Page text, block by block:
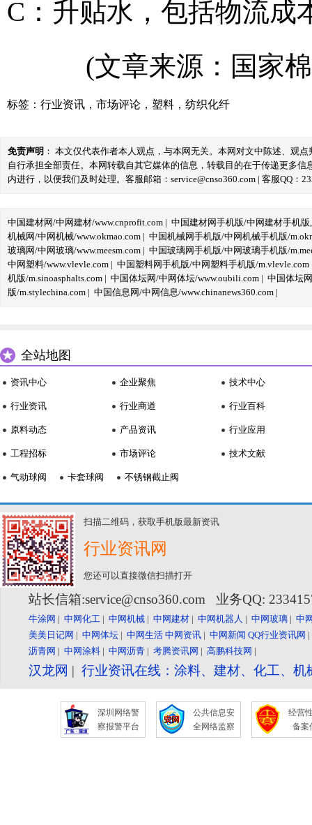
C：升贴水，包括物流成
(文章来源：国家棉
标签： 行业资讯 ， 市场评论 ， 塑料 ， 纺织化纤
免责声明 ： 本文仅代表作者本人观点，与本网无关。本网对文中陈述、观
自行承担全部责任。本网转载自其它媒体的信息，转载目的在于传递更多
内进行，以便我们及时处理。客服邮箱：service@cnso360.com | 客服QQ：
中国建材网/中网建材/www.cnprofit.com | 中国建材网手机版/中网建材手机版
机械网/中网机械/www.okmao.com | 中国机械网手机版/中网机械手机版/
玻璃网/中网玻璃/www.meesm.com | 中国玻璃网手机版/中网玻璃手机版/
中网塑料/www.vlevle.com | 中国塑料网手机版/中网塑料手机版/m.vlevle.com
机版/m.sinoasphalts.com | 中国体坛网/中网体坛/www.oubili.com | 中国体坛
版/m.stylechina.com | 中国信息网/中网信息/www.chinanews360.com |
全站地图
资讯中心
行业资讯
原料动态
工程招标
企业聚焦
行业商道
产品资讯
市场评论
技术中心
行业百科
行业应用
技术文献
气动球阀 卡套球阀 不锈钢截止阀
扫描二维码，获取手机版最新资讯
行业资讯网
您还可以直接微信扫描打开
站长信箱:service@cnso360.com 业务QQ:
牛涂网 | 中网化工 | 中网机械 | 中网建材 | 中网机器人 | 中网玻璃 | 中
美美日记网 | 中网体坛 | 中网生活 中网资讯 | 中网新闻 QQ行业资讯网
沥青网 | 中网涂料 | 中网沥青 | 考腾资讯网 | 高鹏科技网 |
汉龙网 | 行业资讯在线：涂料、建材、化工、
深圳网络警
察报警平台
公共信息安
全网络监察
经营
备案